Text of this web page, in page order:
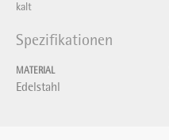
kalt
Spezifikationen
MATERIAL
Edelstahl